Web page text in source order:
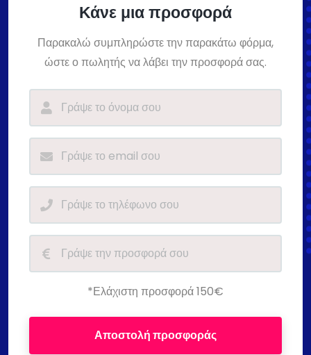
Κάνε μια προσφορά
Παρακαλώ συμπληρώστε την παρακάτω φόρμα,
ώστε ο πωλητής να λάβει την προσφορά σας.
*Ελάχιστη προσφορά 150€
Αποστολή προσφοράς